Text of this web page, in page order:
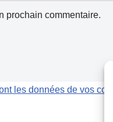
prochain commentaire.
les données de vos